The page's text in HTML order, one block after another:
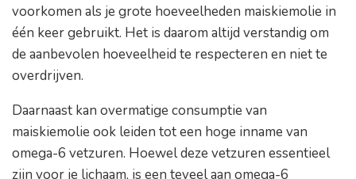
voorkomen als je grote hoeveelheden maiskiemolie in
één keer gebruikt. Het is daarom altijd verstandig om
de aanbevolen hoeveelheid te respecteren en niet te
overdrijven.
Daarnaast kan overmatige consumptie van
maiskiemolie ook leiden tot een hoge inname van
omega-6 vetzuren. Hoewel deze vetzuren essentieel
zijn voor je lichaam, is een teveel aan omega-6